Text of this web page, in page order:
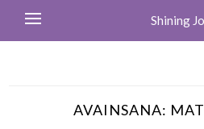
Shining
AVAINSANA: